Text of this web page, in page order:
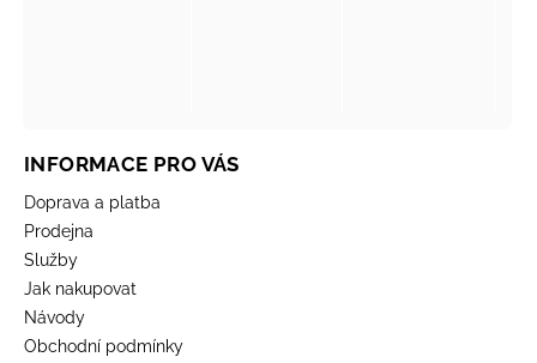
INFORMACE PRO VÁS
Doprava a platba
Prodejna
Služby
Jak nakupovat
Návody
Obchodní podmínky